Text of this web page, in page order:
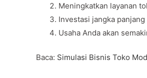
Meningkatkan layanan
Investasi jangka
Usaha Anda akan
Baca: Simulasi Bisnis Toko